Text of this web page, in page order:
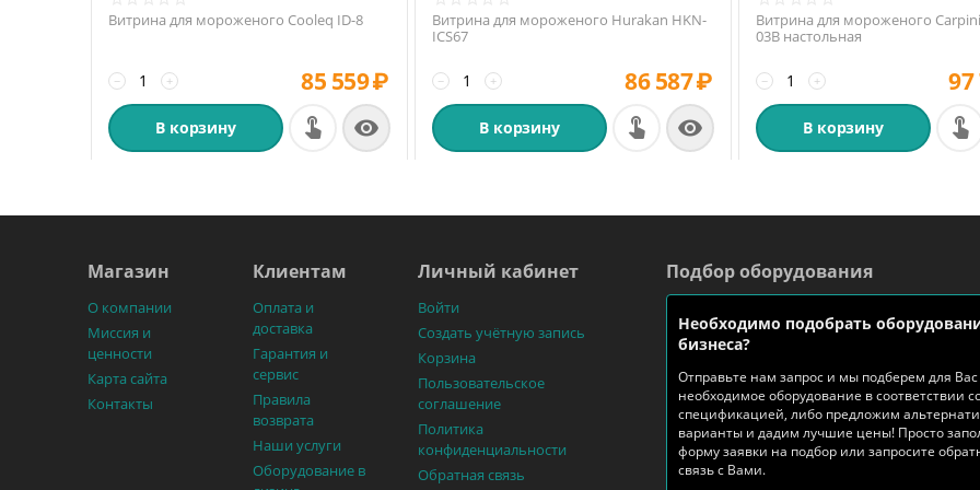
Витрина для мороженого Cooleq ID-8
+
− 85 559₽
В корзину 
Витрина для мороженого Hurakan HKN-
ICS67
+
− 86 587₽
В корзину 
Витрина для мороженого Carpini
03B настольная
+
− 97
В корзину
Магазин
О компании
Миссия и
ценности
Карта сайта
Контакты
Клиентам
Оплата и
доставка
Гарантия и
сервис
Правила
возврата
Наши услуги
Оборудование в
Личный кабинет
Войти
Создать учётную запись
Корзина
Пользовательское
соглашение
Политика
конфиденциальности
Обратная связь
Подбор оборудования
Необходимо подобрать
бизнеса?
Отправьте нам запрос и мы подберем для Вас
необходимое оборудование в соответствии
спецификацией, либо предложим
варианты и дадим лучшие цены! Просто
форму заявки на подбор или запросите
связь с Вами.